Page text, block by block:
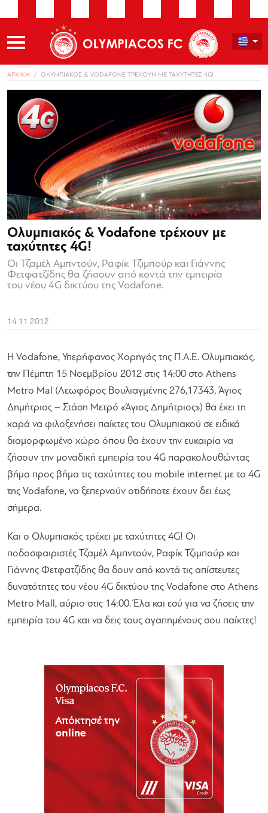
ΑΡΧΙΚΗ ΟΛΥΜΠΙΑΚΟΣ & VODAFONE ΤΡΕΧΟΥΝ ΜΕ ΤΑΧΥΤΗΤΕΣ 4G!
Ολυμπιακός & Vodafone τρέχουν με
ταχύτητες 4G!
Οι Τζαμέλ Αμπντούν, Ραφίκ Τζιμπούρ και Γιάννης
Φετφατζίδης θα ζήσουν από κοντά την εμπειρία
του νέου 4G δικτύου της Vodafone.
14.11.2012
Η Vodafone, Υπερήφανος Χορηγός της Π.Α.Ε. Ολυμπιακός,
την Πέμπτη 15 Νοεμβρίου 2012 στις 14:00 στο Athens
Metro Mal (Λεωφόρος Βουλιαγμένης 276,17343, Άγιος
Δημήτριος – Στάση Μετρό «Άγιος Δημήτριος») θα έχει τη
χαρά να φιλοξενήσει παίκτες του Ολυμπιακού σε ειδικά
διαμορφωμένο χώρο όπου θα έχουν την ευκαιρία να
ζήσουν την μοναδική εμπειρία του 4G παρακολουθώντας
βήμα προς βήμα τις ταχύτητες του mobile internet με το 4G
της Vodafone, να ξεπερνούν οτιδήποτε έχουν δει έως
σήμερα.
Και ο Ολυμπιακός τρέχει με ταχύτητες 4G! Οι
ποδοσφαιριστές Τζαμέλ Αμπντούν, Ραφίκ Τζιμπούρ και
Γιάννης Φετφατζίδης θα δουν από κοντά τις απίστευτες
δυνατότητες του νέου 4G δικτύου της Vodafone στο Athens
Metro Mall, αύριο στις 14:00. Έλα και εσύ για να ζήσεις την
εμπειρία του 4G και να δεις τους αγαπημένους σου παίκτες!